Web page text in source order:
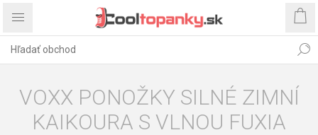
VOXX PONOŽKY SILNÉ ZIMNÍ
KAIKOURA S VLNOU FUXIA